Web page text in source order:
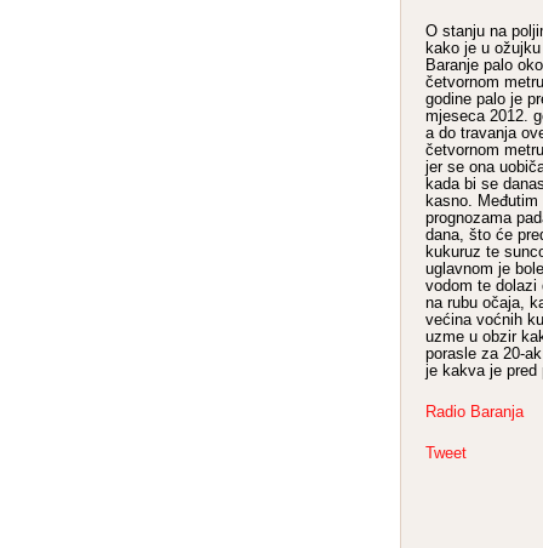
O stanju na
kako je u
Baranje palo
četvornom
godine palo je
mjeseca 2012.
a do travanja
četvornom
jer se ona
kada bi se
kasno.
prognozama
dana, što će
kukuruz te
uglavnom je
vodom te dolazi
na rubu očaja,
većina voćnih
uzme u obzir
porasle za 20-
je kakva je pred
Radio Baranja
Tweet